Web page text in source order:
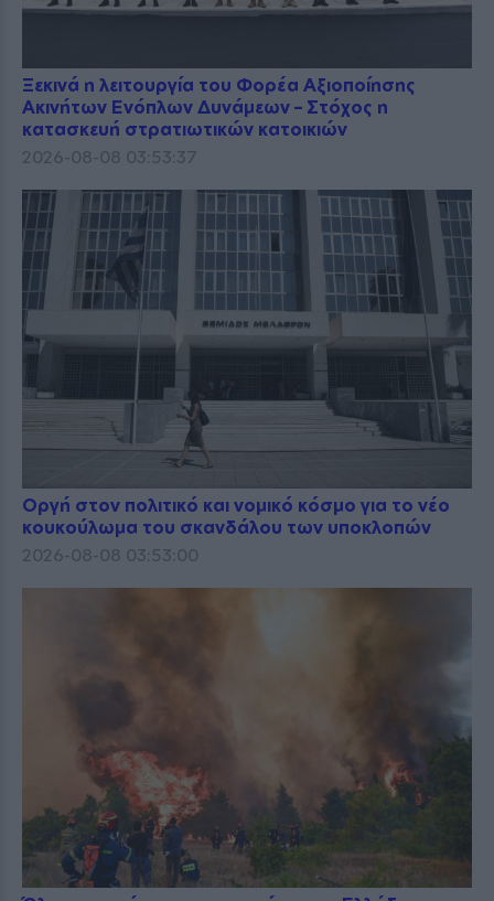
Ξεκινά η λειτουργία του Φορέα Αξιοποίησης
Ακινήτων Ενόπλων Δυνάμεων – Στόχος η
κατασκευή στρατιωτικών κατοικιών
2026-08-08 03:53:37
Οργή στον πολιτικό και νομικό κόσμο για το νέο
κουκούλωμα του σκανδάλου των υποκλοπών
2026-08-08 03:53:00